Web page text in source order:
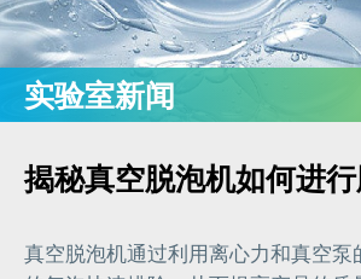
实验室新闻
揭秘真空脱泡机如何进
真空脱泡机通过利用离心力和真空泵